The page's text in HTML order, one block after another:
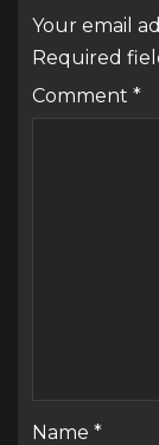
Your email
Required
Comment *
Name *